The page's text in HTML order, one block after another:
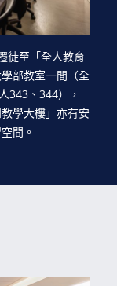
徙至「全人教育
部教室一間（全
343、344），
學大樓」亦有安
間。